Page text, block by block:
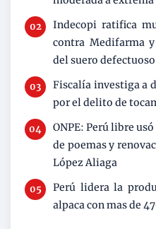
Indecopi ratifica
contra Medifarma
del suero defectuoso
Fiscalía investiga a
por el delito de
ONPE: Perú libre
de poemas y
López Aliaga
Perú lidera la
alpaca con mas de